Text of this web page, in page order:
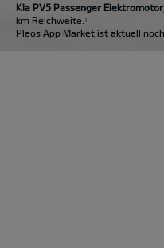
Kia PV5 Passenger
km Reichweite.
1
Pleos App Market ist aktuell